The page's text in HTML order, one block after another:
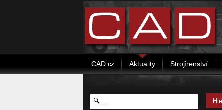
CAD.cz Aktuality Strojírenství